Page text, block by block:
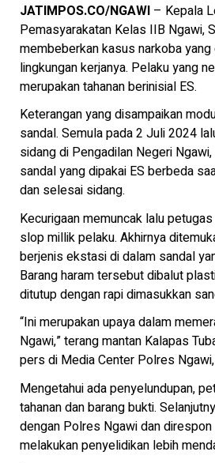
JATIMPOS.CO/NGAWI – Kepala
Pemasyarakatan Kelas IIB Ngawi,
membeberkan kasus narkoba
lingkungan kerjanya. Pelaku yang
merupakan tahanan berinisial ES.
Keterangan yang disampaikan
sandal. Semula pada 2 Juli 2024
sidang di Pengadilan Negeri
sandal yang dipakai ES berbeda
dan selesai sidang.
Kecurigaan memuncak lalu
slop millik pelaku. Akhirnya
berjenis ekstasi di dalam sandal
Barang haram tersebut dibalut
ditutup dengan rapi dimasukkan
“Ini merupakan upaya dalam
Ngawi,” terang mantan Kalapas
pers di Media Center Polres
Mengetahui ada penyelundupan,
tahanan dan barang bukti.
dengan Polres Ngawi dan
melakukan penyelidikan lebih